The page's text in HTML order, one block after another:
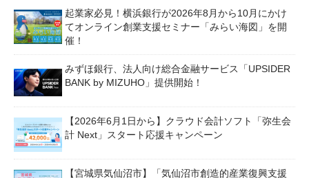
起業家必見！横浜銀行が2026年8月から10月にかけ
てオンライン創業支援セミナー「みらい海図」を開
催！
みずほ銀行、法人向け総合金融サービス「UPSIDER
BANK by MIZUHO」提供開始！
【2026年6月1日から】クラウド会計ソフト「弥生会
計 Next」スタート応援キャンペーン
【宮城県気仙沼市】「気仙沼市創造的産業復興支援